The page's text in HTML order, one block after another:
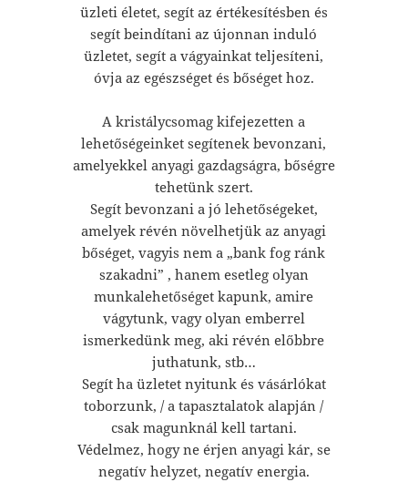
üzleti életet, segít az értékesítésben és
segít beindítani az újonnan induló
üzletet, segít a vágyainkat teljesíteni,
óvja az egészséget és bőséget hoz.
A kristálycsomag kifejezetten a
lehetőségeinket segítenek bevonzani,
amelyekkel anyagi gazdagságra, bőségre
tehetünk szert.
Segít bevonzani a jó lehetőségeket,
amelyek révén növelhetjük az anyagi
bőséget, vagyis nem a „bank fog ránk
szakadni” , hanem esetleg olyan
munkalehetőséget kapunk, amire
vágytunk, vagy olyan emberrel
ismerkedünk meg, aki révén előbbre
juthatunk, stb…
Segít ha üzletet nyitunk és vásárlókat
toborzunk, / a tapasztalatok alapján /
csak magunknál kell tartani.
Védelmez, hogy ne érjen anyagi kár, se
negatív helyzet, negatív energia.